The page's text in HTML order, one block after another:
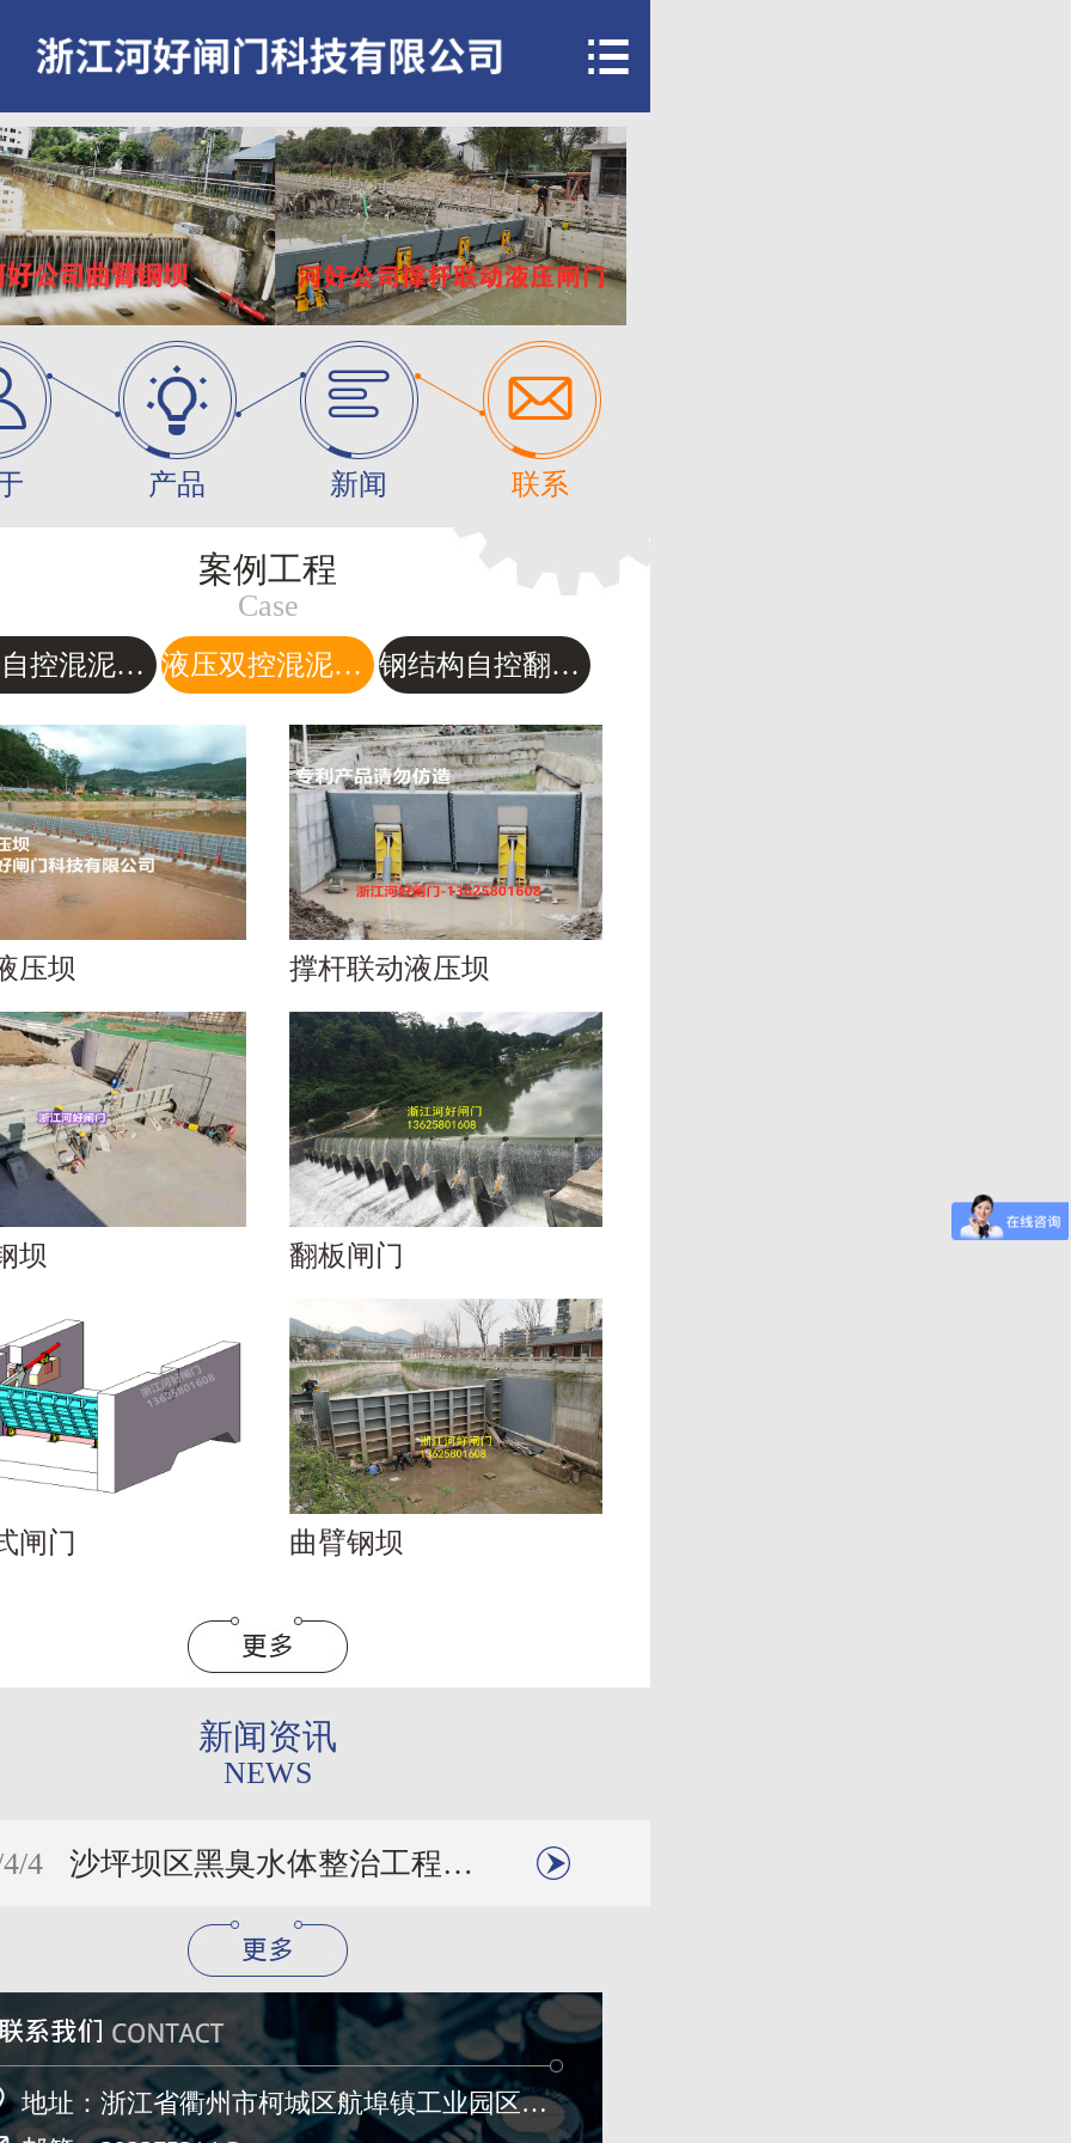


产品

新闻

联系
案例工程
Case
水力自控混泥土翻板闸门 液压双控混泥土翻板闸门 钢结构自控翻板闸门
压坝 撑杆联动液压坝
坝 翻板闸门
闸门 曲臂钢坝
新闻资讯
NEWS
4 沙坪坝区黑臭水体整治工程初见成效
地址：浙江省衢州市柯城区航埠镇工业园区刘山一路4号